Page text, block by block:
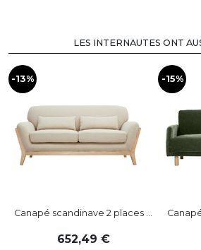
LES INTERNAUTES ONT
-13%
Canapé scandinave 2 places ...
652,49
-15%